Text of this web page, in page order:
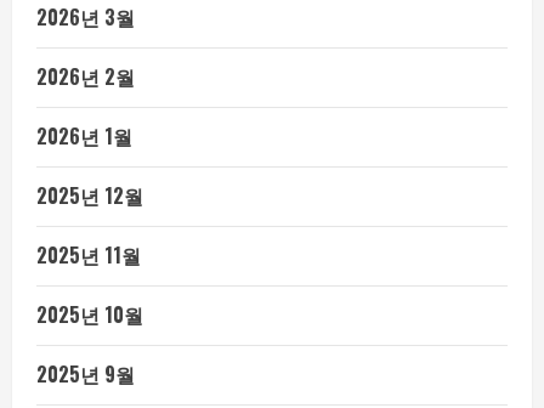
2026년 3월
2026년 2월
2026년 1월
2025년 12월
2025년 11월
2025년 10월
2025년 9월